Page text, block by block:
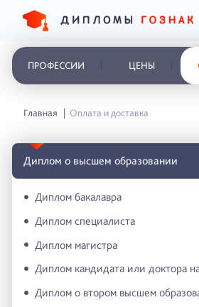
ПРОФЕССИИ ЦЕНЫ
Главная Оплата и доставка
Диплом о высшем образовании
Диплом бакалавра
Диплом специалиста
Диплом магистра
Диплом кандидата или доктора
Диплом о втором высшем